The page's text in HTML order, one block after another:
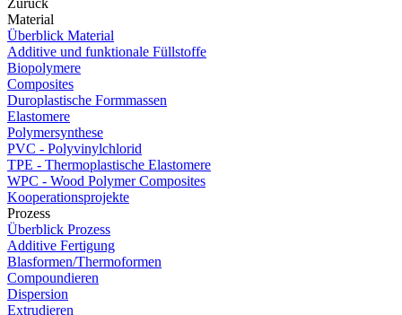
Zurück
Material
Überblick Material
Additive und funktionale Füllstoffe
Biopolymere
Composites
Duroplastische Formmassen
Elastomere
Polymersynthese
PVC - Polyvinylchlorid
TPE - Thermoplastische Elastomere
WPC - Wood Polymer Composites
Kooperationsprojekte
Prozess
Überblick Prozess
Additive Fertigung
Blasformen/Thermoformen
Compoundieren
Dispersion
Extrudieren